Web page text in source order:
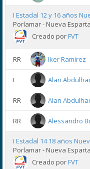
I Estadal 12 y 16 años
Porlamar - Nueva
Creado porFVT
RR Iker Ramirez
F Alan
RR Alan
RR Alessandro
I Estadal 14 18 años
Porlamar - Nueva
Creado porFVT